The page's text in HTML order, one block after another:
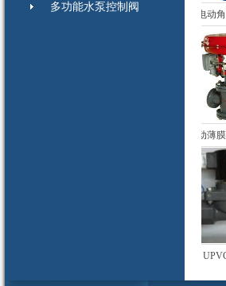
多功能水泵控制阀
气动薄膜带波纹管套筒 电动角
气动薄膜
UPVC